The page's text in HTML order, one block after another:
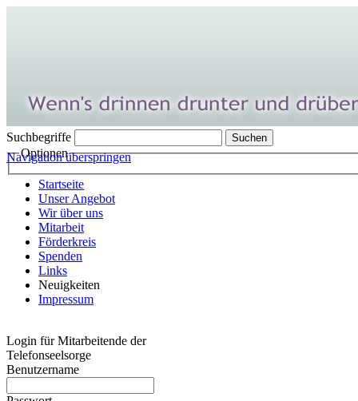
Suchbegriffe
Optionen
Navigation überspringen
Startseite
Unser Angebot
Wir über uns
Mitarbeit
Förderkreis
Spenden
Links
Neuigkeiten
Impressum
Login für Mitarbeitende der
Telefonseelsorge
Benutzername